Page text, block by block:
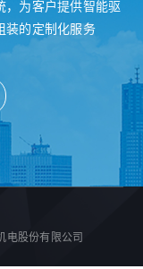
为客户提供智能驱
的定制化服务
股份有限公司